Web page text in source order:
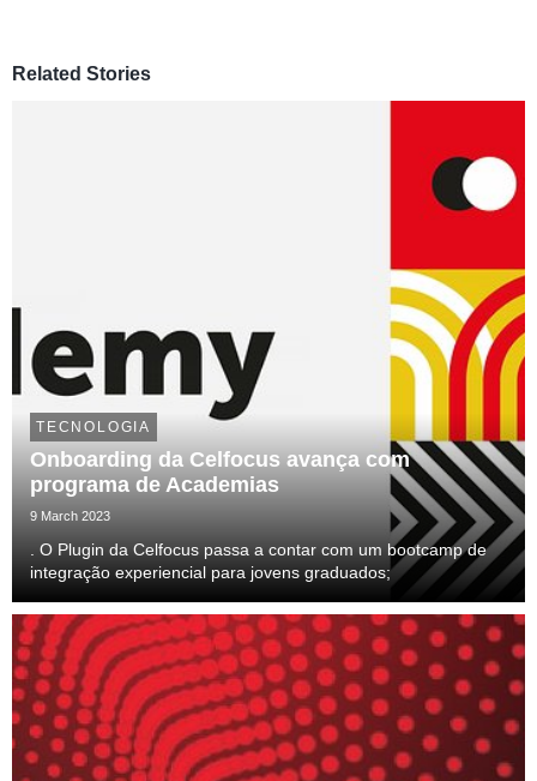
Related Stories
TECNOLOGIA
Onboarding da Celfocus avança com
programa de Academias
9 March 2023
. O Plugin da Celfocus passa a contar com um bootcamp de
integração experiencial para jovens graduados;